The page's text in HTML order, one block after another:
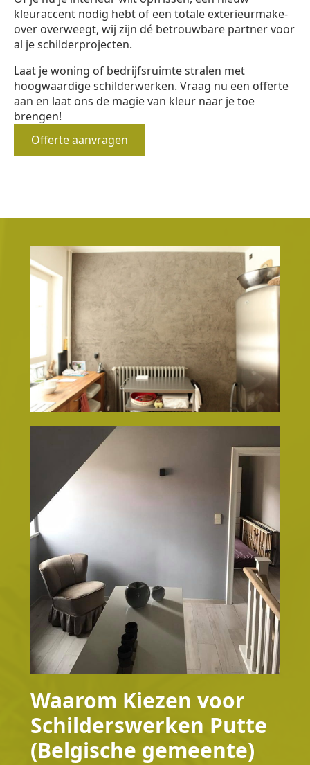
kleuraccent nodig hebt of een totale exterieurmake-
over overweegt, wij zijn dé betrouwbare partner voor
al je schilderprojecten.
Laat je woning of bedrijfsruimte stralen met
hoogwaardige schilderwerken. Vraag nu een offerte
aan en laat ons de magie van kleur naar je toe
brengen!
Offerte aanvragen
Waarom Kiezen voor
Schilderswerken Putte
(Belgische gemeente)